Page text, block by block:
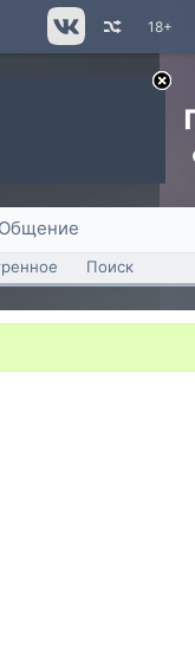
18+
Поиск